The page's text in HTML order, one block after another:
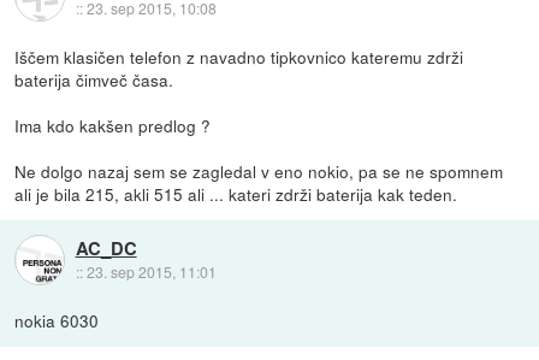
::23. sep 2015, 10:08
Iščem klasičen telefon z navadno tipkovnico kateremu zdrži
baterija čimveč časa.
Ima kdo kakšen predlog ?
Ne dolgo nazaj sem se zagledal v eno nokio, pa se ne spomnem
ali je bila 215, akli 515 ali ... kateri zdrži baterija kak teden.
AC_DC
::23. sep 2015, 11:01
nokia 6030